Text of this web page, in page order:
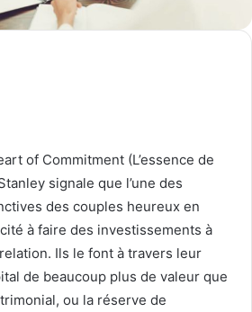
of Commitment (L’essence de
signale que l’une des
des couples heureux en
à faire des investissements à
Ils le font à travers leur
de beaucoup plus de valeur que
ou la réserve de